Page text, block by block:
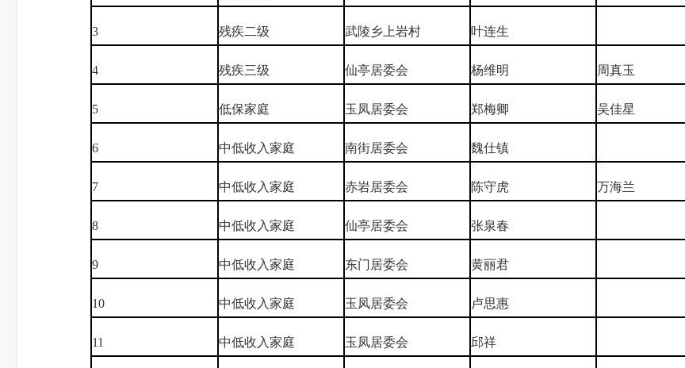
3 残疾二级 武陵乡上岩村 叶连生
4 残疾三级 仙亭居委会 杨维明 周真玉
5 低保家庭 玉凤居委会 郑梅卿 吴佳星
6 中低收入家庭 南街居委会 魏仕镇
7 中低收入家庭 赤岩居委会 陈守虎 万海兰
8 中低收入家庭 仙亭居委会 张泉春
9 中低收入家庭 东门居委会 黄丽君
10 中低收入家庭 玉凤居委会 卢思惠
11 中低收入家庭 玉凤居委会 邱祥